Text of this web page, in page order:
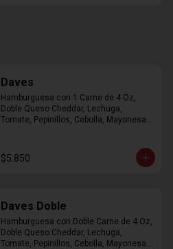
Daves
Hamburguesa con 1 Carne de 4 Oz,
Doble Queso Cheddar, Lechuga,
Tomate, Pepinillos, Cebolla, Mayonesa,
$5.850
Daves Doble
Hamburguesa con Doble Carne de 4 Oz,
Doble Queso Cheddar, Lechuga,
Tomate, Pepinillos, Cebolla, Mayonesa,